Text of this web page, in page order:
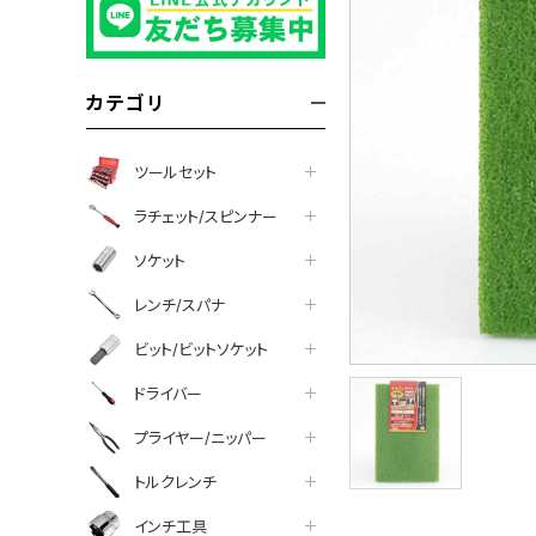
カテゴリ
ツールセット
ラチェット/スピンナー
ソケット
レンチ/スパナ
ビット/ビットソケット
ドライバー
プライヤー/ニッパー
トルクレンチ
インチ工具